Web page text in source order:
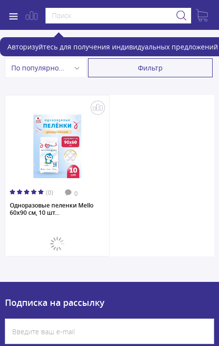
Авторизуйтесь для получения индивидуальных предложений
Пеленки
По популярности Фильтр
(0) 0
Одноразовые пеленки Mello
60х90 см, 10 шт...
Подписка на рассылку